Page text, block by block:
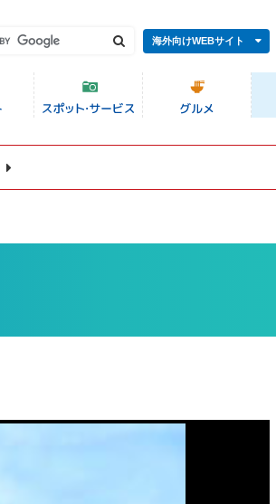
海外向けWEBサイト